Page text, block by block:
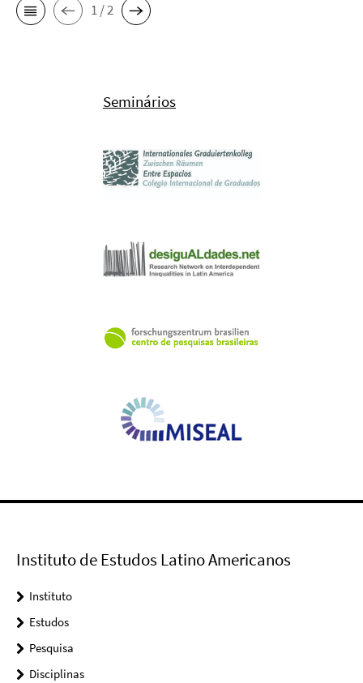
1 / 2
Seminários
Instituto de Estudos Latino Americanos
Instituto
Estudos
Pesquisa
Disciplinas